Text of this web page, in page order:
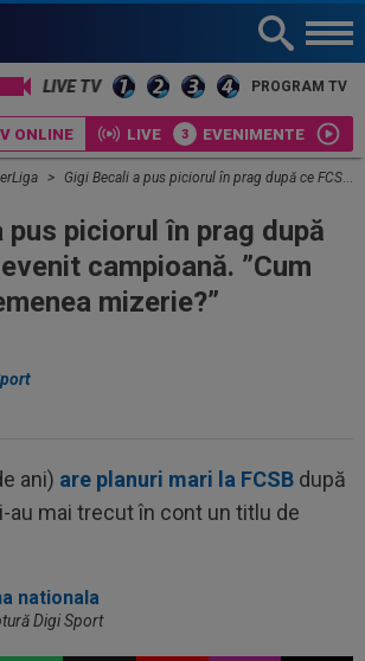
PROGRAM TV
ONLINE LIVE EVENIMENTE
Gigi Becali a pus piciorul în prag după ce FCSB a devenit campioană. ”Cum faci tu o asemenea mizerie?”
pus piciorul în prag după
campioană. ”Cum
mizerie?”
ani) are planuri mari la FCSB după
au mai trecut în cont un titlu de
Digi Sport